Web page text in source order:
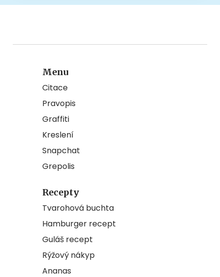
Menu
Citace
Pravopis
Graffiti
Kreslení
Snapchat
Grepolis
Recepty
Tvarohová buchta
Hamburger recept
Guláš recept
Rýžový nákyp
Ananas